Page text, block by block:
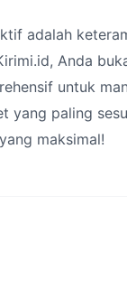
adalah
Anda
untuk
yang paling
maksimal!